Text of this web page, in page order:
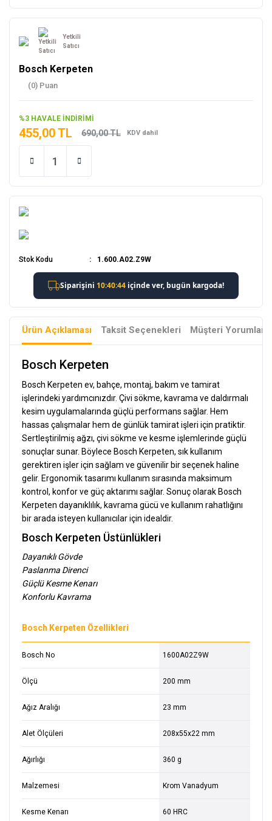
Stok Kodu 1.600.A02.Z9W
Yetkili
Satıcı
Bosch Kerpeten
(0) Puan
%3 HAVALE İNDİRİMİ
455,00 TL 690,00 TL KDV dahil
Ürün Açıklaması Taksit Seçenekleri Müşteri Yorumları
Bosch Kerpeten
Bosch Kerpeten ev, bahçe, montaj, bakım ve tamirat
işlerindeki yardımcınızdır. Çivi sökme, kavrama ve daldırmalı
kesim uygulamalarında güçlü performans sağlar. Hem
hassas çalışmalar hem de günlük tamirat işleri için pratiktir.
Sertleştirilmiş ağzı, çivi sökme ve kesme işlemlerinde güçlü
sonuçlar sunar. Böylece Bosch Kerpeten, sık kullanım
gerektiren işler için sağlam ve güvenilir bir seçenek haline
gelir. Ergonomik tasarımı kullanım sırasında maksimum
kontrol, konfor ve güç aktarımı sağlar. Sonuç olarak Bosch
Kerpeten dayanıklılık, kavrama gücü ve kullanım rahatlığını
bir arada isteyen kullanıcılar için idealdir.
Bosch Kerpeten Üstünlükleri
Dayanıklı Gövde
Paslanma Direnci
Güçlü Kesme Kenarı
Konforlu Kavrama
Bosch Kerpeten Özellikleri
Bosch No 1600A02Z9W
Ölçü 200 mm
Ağız Aralığı 23 mm
Alet Ölçüleri 208x55x22 mm
Ağırlığı 360 g
Malzemesi Krom Vanadyum
Kesme Kenarı 60 HRC